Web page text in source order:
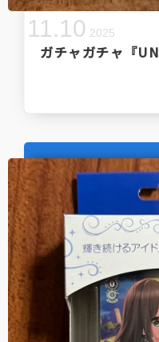
ガチャガチャ『
11 .10 2025